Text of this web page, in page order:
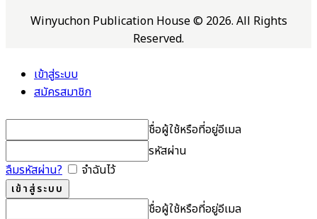
Winyuchon Publication House © 2026. All Rights
Reserved.
เข้าสู่ระบบ
สมัครสมาชิก
ชื่อผู้ใช้หรือที่อยู่อีเมล
รหัสผ่าน
ลืมรหัสผ่าน?
จำฉันไว้
ชื่อผู้ใช้หรือที่อยู่อีเมล